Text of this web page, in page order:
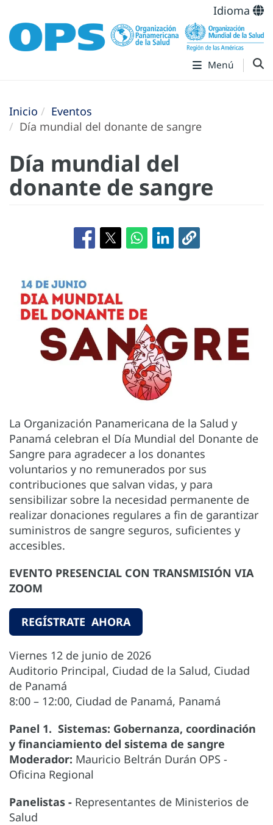
Idioma
Menú
Inicio
Eventos
Día mundial del donante de sangre
Día mundial del
donante de sangre
La Organización Panamericana de la Salud y
Panamá celebran el Día Mundial del Donante de
Sangre para agradecer a los donantes
voluntarios y no remunerados por sus
contribuciones que salvan vidas, y para
sensibilizar sobre la necesidad permanente de
realizar donaciones regulares a fin de garantizar
suministros de sangre seguros, suficientes y
accesibles.
EVENTO PRESENCIAL CON TRANSMISIÓN VIA
ZOOM
REGÍSTRATE AHORA
Viernes 12 de junio de 2026
Auditorio Principal, Ciudad de la Salud, Ciudad
de Panamá
8:00 – 12:00, Ciudad de Panamá, Panamá
Panel 1. Sistemas: Gobernanza, coordinación
y financiamiento del sistema de sangre
Moderador: Mauricio Beltrán Durán OPS -
Oficina Regional
Panelistas - Representantes de Ministerios de
Salud